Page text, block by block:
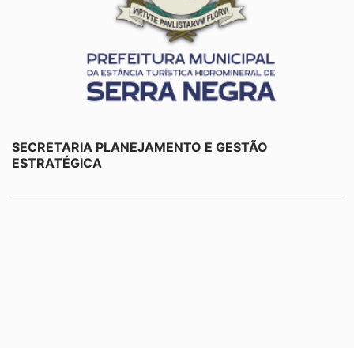
SECRETARIA PLANEJAMENTO E GESTÃO
ESTRATÉGICA